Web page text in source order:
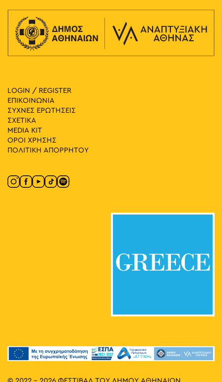
LOGIN / REGISTER
ΕΠΙΚΟΙΝΩΝΙΑ
ΣΥΧΝΕΣ ΕΡΩΤΗΣΕΙΣ
ΣΧΕΤΙΚΑ
MEDIA ΚIT
ΟΡΟΙ ΧΡΗΣΗΣ
ΠΟΛΙΤΙΚΗ ΑΠΟΡΡΗΤΟΥ